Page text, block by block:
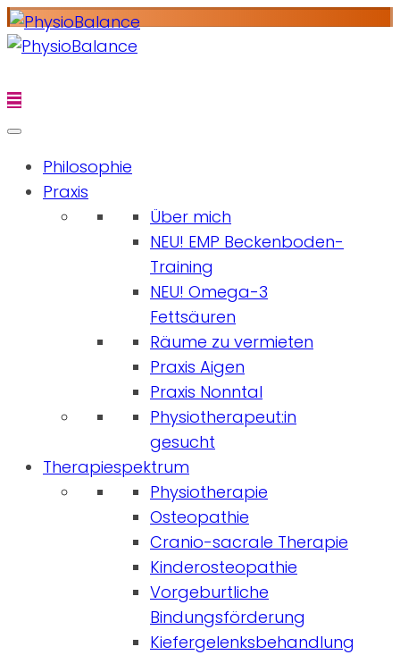
Philosophie
Praxis
Über mich
NEU! EMP Beckenboden-
Training
NEU! Omega-3
Fettsäuren
Räume zu vermieten
Praxis Aigen
Praxis Nonntal
Physiotherapeut:in
gesucht
Therapiespektrum
Physiotherapie
Osteopathie
Cranio-sacrale Therapie
Kinderosteopathie
Vorgeburtliche
Bindungsförderung
Kiefergelenksbehandlung